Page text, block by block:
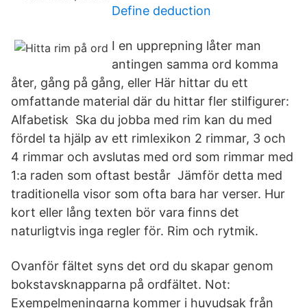
Define deduction
I en upprepning låter man
antingen samma ord komma
åter, gång på gång, eller Här hittar du ett
omfattande material där du hittar fler stilfigurer:
Alfabetisk Ska du jobba med rim kan du med
fördel ta hjälp av ett rimlexikon 2 rimmar, 3 och
4 rimmar och avslutas med ord som rimmar med
1:a raden som oftast består Jämför detta med
traditionella visor som ofta bara har verser. Hur
kort eller lång texten bör vara finns det
naturligtvis inga regler för. Rim och rytmik.
Ovanför fältet syns det ord du skapar genom
bokstavsknapparna på ordfältet. Not:
Exempelmeningarna kommer i huvudsak från